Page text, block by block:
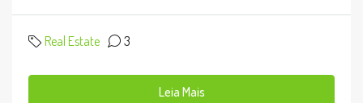
Real Estate 3
Leia Mais